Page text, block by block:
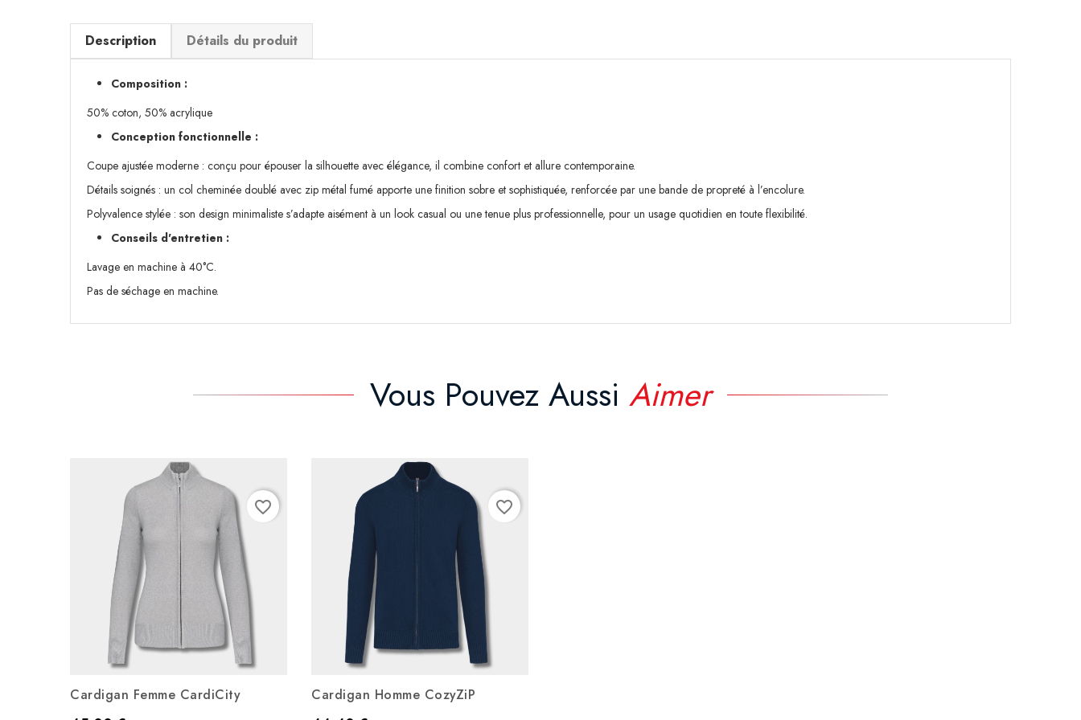
Description Détails du produit
Composition :
50% coton, 50% acrylique
Conception fonctionnelle :
Coupe ajustée moderne : conçu pour épouser la silhouette avec élégance, il combine confort et allure contemporaine.
Détails soignés : un col cheminée doublé avec zip métal fumé apporte une finition sobre et sophistiquée, renforcée par une bande de propreté à l’encolure.
Polyvalence stylée : son design minimaliste s’adapte aisément à un look casual ou une tenue plus professionnelle, pour un usage quotidien en toute flexibilité.
Conseils d'entretien :
Lavage en machine à 40°C.
Pas de séchage en machine.
Vous Pouvez Aussi Aimer
Cardigan Femme CardiCity
favorite_border
Cardigan Homme CozyZiP
favorite_border